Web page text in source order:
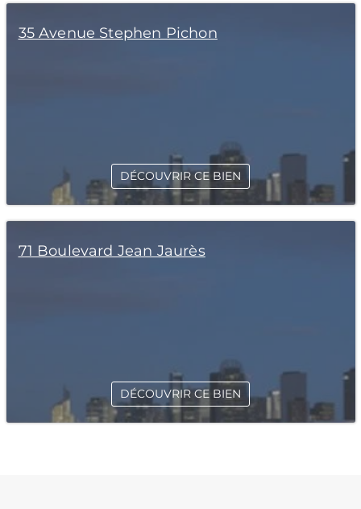
35 Avenue Stephen Pichon
DÉCOUVRIR CE BIEN
71 Boulevard Jean Jaurès
DÉCOUVRIR CE BIEN